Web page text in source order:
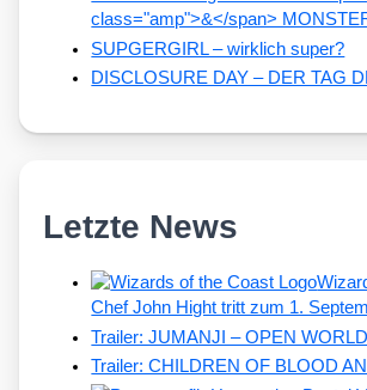
class="amp">&</span>
SUPGERGIRL – wirklich super?
DISCLOSURE DAY – DER TAG
Letzte News
Chef John Hight tritt zum 1.
Trailer: JUMANJI – OPEN WORLD
Trailer: CHILDREN OF BLOOD